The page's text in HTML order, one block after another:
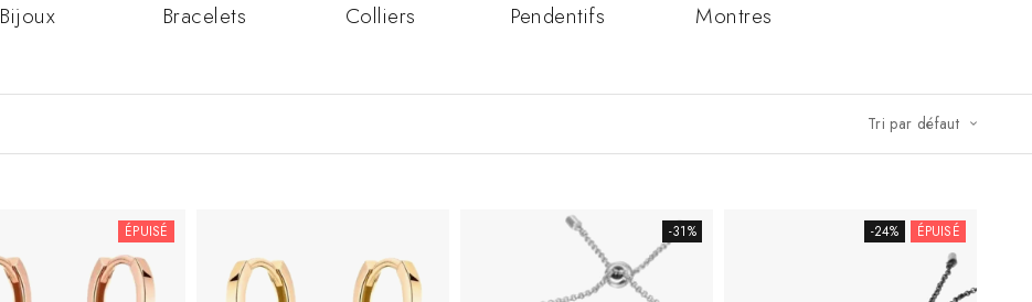
Bijoux Bracelets Colliers Pendentifs Montres
Tri par défaut
ÉPUISÉ -31% -24% ÉPUISÉ